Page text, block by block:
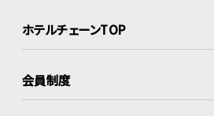
ホテルチェーンTOP
会員制度